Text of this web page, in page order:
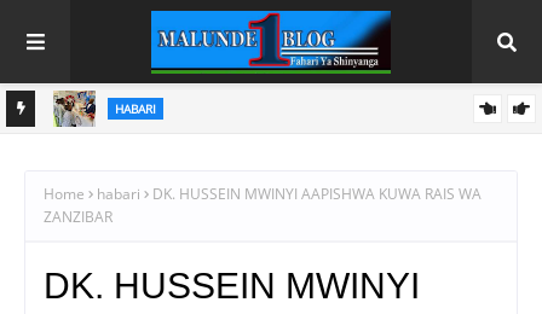
HABARI
Home habari
DK. HUSSEIN MWINYI AAPISHWA KUWA RAIS WA
ZANZIBAR
DK. HUSSEIN MWINYI